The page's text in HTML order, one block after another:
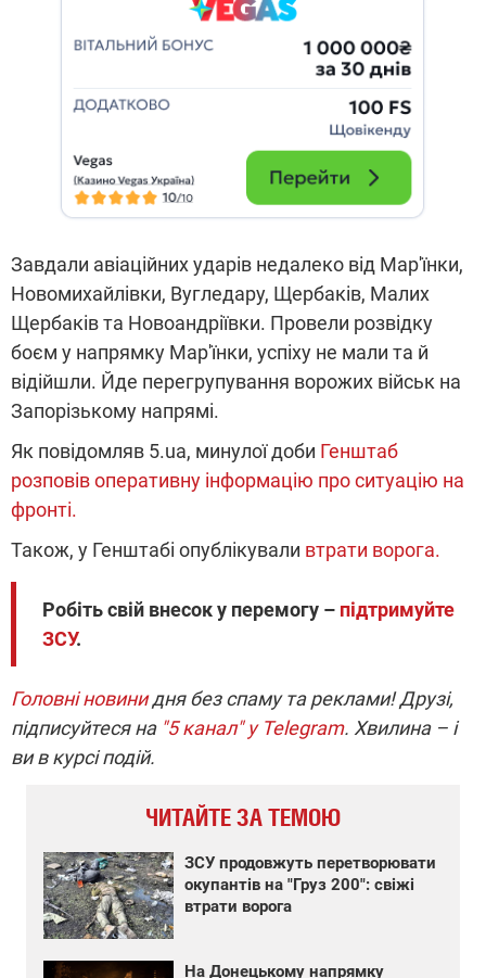
Завдали авіаційних ударів недалеко від Мар'їнки,
Новомихайлівки, Вугледару, Щербаків, Малих
Щербаків та Новоандріївки. Провели розвідку
боєм у напрямку Мар'їнки, успіху не мали та й
відійшли. Йде перегрупування ворожих військ на
Запорізькому напрямі.
Як повідомляв 5.ua, минулої доби Генштаб
розповів оперативну інформацію про ситуацію на
фронті.
Також, у Генштабі опублікували втрати ворога.
Робіть свій внесок у перемогу – підтримуйте
ЗСУ.
Головні новинидня без спаму та реклами! Друзі,
підписуйтеся на "5 канал" у Telegram. Хвилина – і
ви в курсі подій.
ЧИТАЙТЕ ЗА ТЕМОЮ
ЗСУ продовжуть перетворювати
окупантів на "Груз 200": свіжі
втрати ворога
На Донецькому напрямку